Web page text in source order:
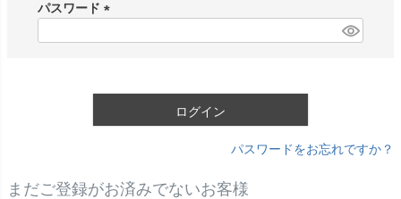
)
パスワード
ログイン
パスワードをお忘れですか？
まだご登録がお済みでないお客様